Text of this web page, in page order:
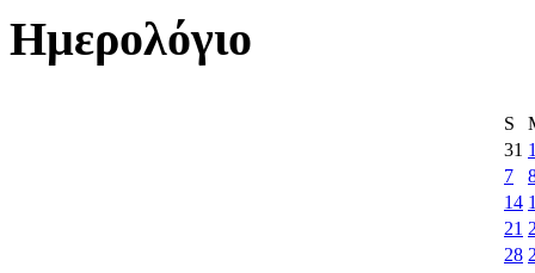
Ημερολόγιο
S
31
7
14
21
28